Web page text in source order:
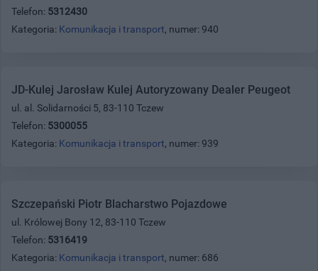
Telefon: 5312430
Kategoria: Komunikacja i transport, numer: 940
JD-Kulej Jarosław Kulej Autoryzowany Dealer Peugeot
ul. al. Solidarności 5, 83-110 Tczew
Telefon: 5300055
Kategoria: Komunikacja i transport, numer: 939
Szczepański Piotr Blacharstwo Pojazdowe
ul. Królowej Bony 12, 83-110 Tczew
Telefon: 5316419
Kategoria: Komunikacja i transport, numer: 686